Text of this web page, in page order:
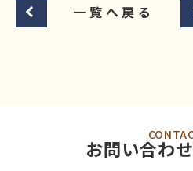
一覧へ戻る
お問い合わ